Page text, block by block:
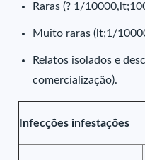
Raras (? 1/
Muito raras (lt;1/
Relatos isolados e
comercialização).
Infecções infestações